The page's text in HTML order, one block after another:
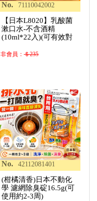
No. 71110042002
【日本L8020】乳酸菌
漱口水-不含酒精
(10ml*22入)(可有效對
非會員：＄235
No. 42112081401
(柑橘清香)日本不動化
學 濾網除臭碇16.5g(可
使用約2-3周)